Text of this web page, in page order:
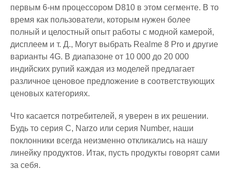
первым 6-нм процессором D810 в этом сегменте. В то
время как пользователи, которым нужен более
полный и целостный опыт работы с модной камерой,
дисплеем и т. Д., Могут выбрать Realme 8 Pro и другие
варианты 4G. В диапазоне от 10 000 до 20 000
индийских рупий каждая из моделей предлагает
различное ценовое предложение в соответствующих
ценовых категориях.
Что касается потребителей, я уверен в их решении.
Будь то серия C, Narzo или серия Number, наши
поклонники всегда неизменно откликались на нашу
линейку продуктов. Итак, пусть продукты говорят сами
за себя.